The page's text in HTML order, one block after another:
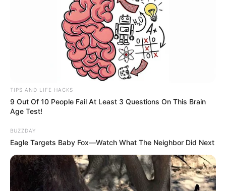
TIPS AND LIFE HACKS
9 Out Of 10 People Fail At Least 3 Questions On This Brain
Age Test!
BUZZDAY
Eagle Targets Baby Fox—Watch What The Neighbor Did Next